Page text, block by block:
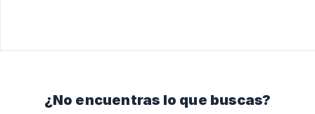
¿No encuentras lo que buscas?